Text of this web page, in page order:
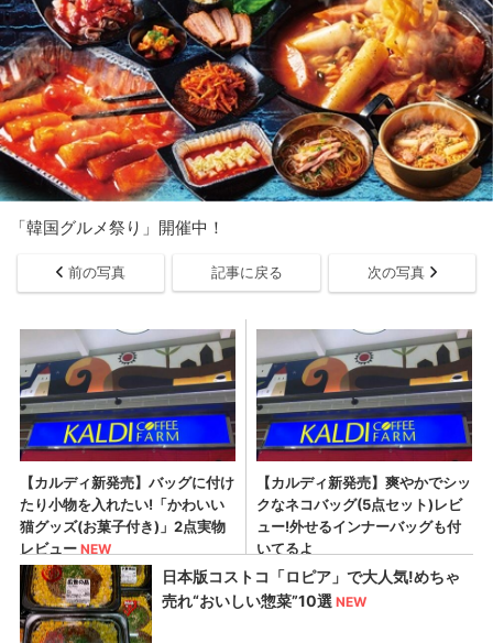
「韓国グルメ祭り」開催中！
前の写真 記事に戻る 次の写真